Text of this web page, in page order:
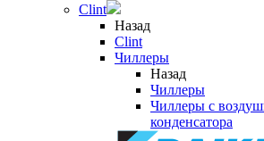
Clint
Назад
Clint
Чиллеры
Назад
Чиллеры
Чиллеры с
конденсатора